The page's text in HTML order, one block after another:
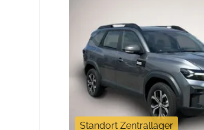
Standort Zentrallager